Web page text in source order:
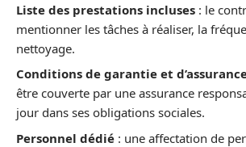
Liste des prestations incluses : le
mentionner les tâches à réaliser, la
nettoyage.
Conditions de garantie et
être couverte par une assurance
jour dans ses obligations sociales.
Personnel dédié : une affectation de